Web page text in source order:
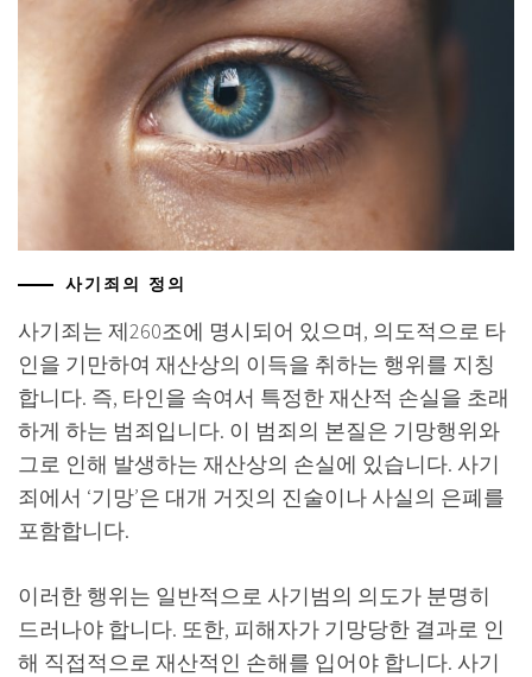
사기죄의 정의
사기죄는 제260조에 명시되어 있으며, 의도적으로 타
인을 기만하여 재산상의 이득을 취하는 행위를 지칭
합니다. 즉, 타인을 속여서 특정한 재산적 손실을 초래
하게 하는 범죄입니다. 이 범죄의 본질은 기망행위와
그로 인해 발생하는 재산상의 손실에 있습니다. 사기
죄에서 ‘기망’은 대개 거짓의 진술이나 사실의 은폐를
포함합니다.
이러한 행위는 일반적으로 사기범의 의도가 분명히
드러나야 합니다. 또한, 피해자가 기망당한 결과로 인
해 직접적으로 재산적인 손해를 입어야 합니다. 사기